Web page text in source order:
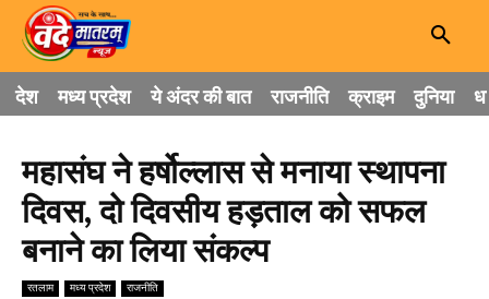
देश मध्य प्रदेश ये अंदर की बात राजनीति क्राइम दुनिया
महासंघ ने हर्षोल्लास से मनाया स्थापना
दिवस, दो दिवसीय हड़ताल को सफल
बनाने का लिया संकल्प
रतलाम मध्य प्रदेश राजनीति